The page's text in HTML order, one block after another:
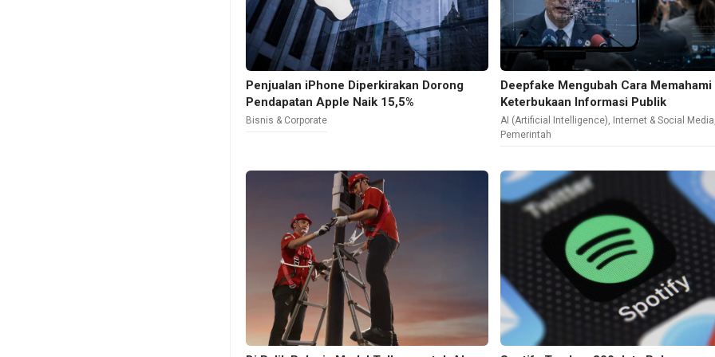
Penjualan iPhone Diperkirakan Dorong
Pendapatan Apple Naik 15,5%
Bisnis & Corporate
Deepfake Mengubah Cara Memahami
Keterbukaan Informasi Publik
AI (Artificial Intelligence) Internet & Social Media
Pemerintah